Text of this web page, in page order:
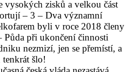
vysokých zisků a velkou část
– 3 – Dva významní
byli v roce 2018 členy
Půda při ukončení činnosti
nezmizí, jen se přemístí, a
tenkrát šlo!